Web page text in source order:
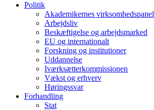
Politik
Akademikernes virksomhedspanel
Arbejdsliv
Beskæftigelse og arbejdsmarked
EU og internationalt
Forskning og institutioner
Uddannelse
Iværksætterkommissionen
Vækst og erhverv
Høringssvar
Forhandling
Stat